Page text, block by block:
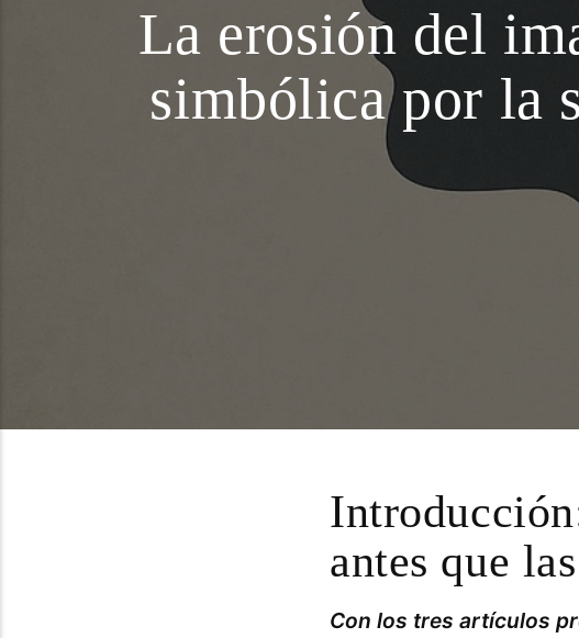
La erosión del
simbólica por la
antes que
Con los tres artículos